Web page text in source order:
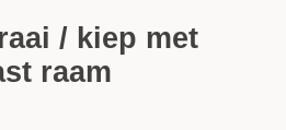
/ kiep met
raam